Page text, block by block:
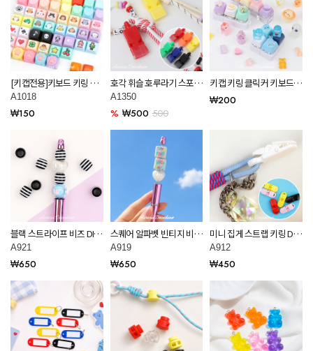
[키캡전용]키보드 키링 스
트레스 해소 클릭커 부자재
A1018
A1018
₩150
호각 휘슬 호루라기 스포츠
훈련 호신용품 키링 부자재
A1350
A1350
% ₩500 500
키캡 키링 클릭커 키보드
키링용 DIY 파츠 데코덴 재
료 모음
₩200
블랙 스트라이프 비즈 DIY
키링 부자재 만들기 공예
재료 A921
A921
₩650
스퀘어 알파벳 빈티지 비즈
DIY 키링 부자재 만들기 공
예 재료 A919
A919
₩650
미니 집게 스트랩 키링 DIY
키링 부자재 만들기 공예
재료 A912
A912
₩450